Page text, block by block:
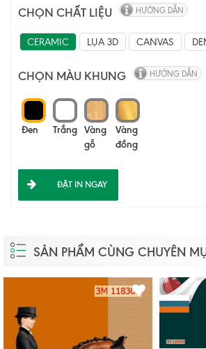
CHỌN CHẤT LIỆU HƯỚNG DẪN
CERAMIC LỤA 3D CANVAS
CHỌN MÀU KHUNG HƯỚNG DẪN
Đen Trắng Vàng
gỗ
Vàng
đồng
ĐẶT IN NGAY
SẢN PHẨM CÙNG CHUYÊN